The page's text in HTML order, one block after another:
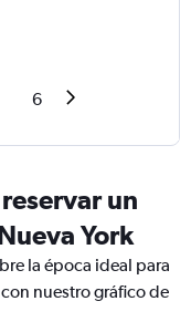
6
un
York
la época ideal para
nuestro gráfico de